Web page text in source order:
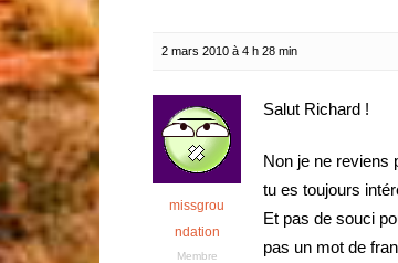
2 mars 2010 à 4 h 28 min
missgrou
ndation
Membre
Salut Richard !
Non je ne reviens
tu es toujours
Et pas de souci
pas un mot de